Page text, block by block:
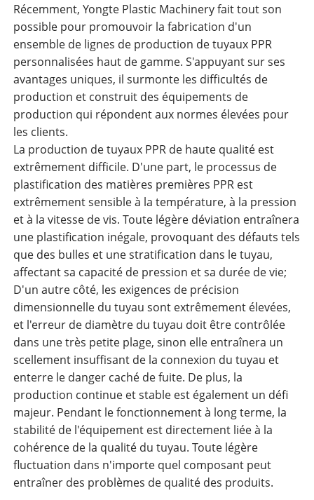
Récemment, Yongte Plastic Machinery fait tout son
possible pour promouvoir la fabrication d'un
ensemble de lignes de production de tuyaux PPR
personnalisées haut de gamme. S'appuyant sur ses
avantages uniques, il surmonte les difficultés de
production et construit des équipements de
production qui répondent aux normes élevées pour
les clients.
La production de tuyaux PPR de haute qualité est
extrêmement difficile. D'une part, le processus de
plastification des matières premières PPR est
extrêmement sensible à la température, à la pression
et à la vitesse de vis. Toute légère déviation entraînera
une plastification inégale, provoquant des défauts tels
que des bulles et une stratification dans le tuyau,
affectant sa capacité de pression et sa durée de vie;
D'un autre côté, les exigences de précision
dimensionnelle du tuyau sont extrêmement élevées,
et l'erreur de diamètre du tuyau doit être contrôlée
dans une très petite plage, sinon elle entraînera un
scellement insuffisant de la connexion du tuyau et
enterre le danger caché de fuite. De plus, la
production continue et stable est également un défi
majeur. Pendant le fonctionnement à long terme, la
stabilité de l'équipement est directement liée à la
cohérence de la qualité du tuyau. Toute légère
fluctuation dans n'importe quel composant peut
entraîner des problèmes de qualité des produits.